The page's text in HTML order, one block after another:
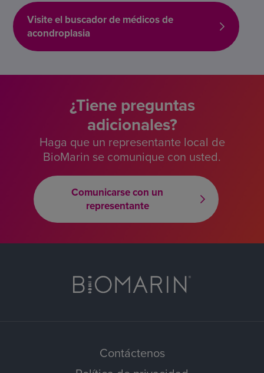
Visite el buscador de médicos de
acondroplasia
¿Tiene preguntas
adicionales?
Haga que un representante local de
BioMarin se comunique con usted.
Comunicarse con un
representante
Contáctenos